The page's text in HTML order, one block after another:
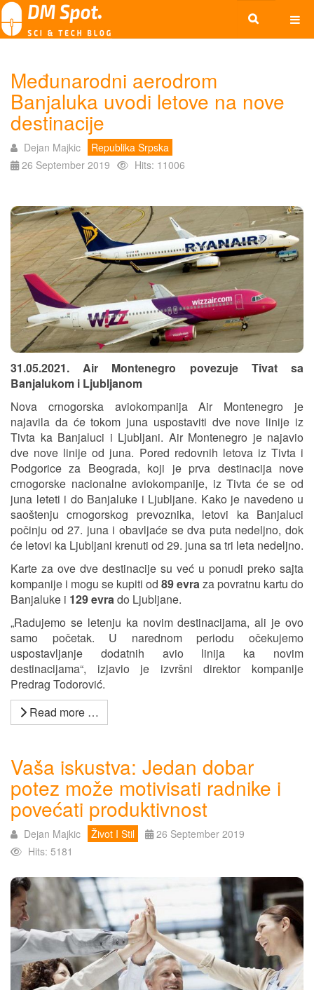
Međunarodni aerodrom
Banjaluka uvodi letove na nove
destinacije
Dejan Majkic
Republika Srpska
26 September 2019
Hits: 11006
31.05.2021. Air Montenegro povezuje Tivat sa
Banjalukom i Ljubljanom
Nova crnogorska aviokompanija Air Montenegro je
najavila da će tokom juna uspostaviti dve nove linije iz
Tivta ka Banjaluci i Ljubljani. Air Montenegro je najavio
dve nove linije od juna. Pored redovnih letova iz Tivta i
Podgorice za Beograda, koji je prva destinacija nove
crnogorske nacionalne aviokompanije, iz Tivta će se od
juna leteti i do Banjaluke i Ljubljane. Kako je navedeno u
saoštenju crnogorskog prevoznika, letovi ka Banjaluci
počinju od 27. juna i obavljaće se dva puta nedeljno, dok
će letovi ka Ljubljani krenuti od 29. juna sa tri leta nedeljno.
Karte za ove dve destinacije su već u ponudi preko sajta
kompanije i mogu se kupiti od 89 evraza povratnu kartu do
Banjaluke i 129 evrado Ljubljane.
„Radujemo se letenju ka novim destinacijama, ali je ovo
samo početak. U narednom periodu očekujemo
uspostavljanje dodatnih avio linija ka novim
destinacijama“, izjavio je izvršni direktor kompanije
Predrag Todorović.
Read more …
Vaša iskustva: Jedan dobar
potez može motivisati radnike i
povećati produktivnost
Dejan Majkic Život I Stil
26 September 2019
Hits: 5181